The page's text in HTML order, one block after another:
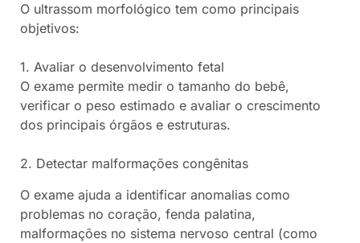
O ultrassom morfológico tem como principais
objetivos:
1. Avaliar o desenvolvimento fetal
O exame permite medir o tamanho do bebê,
verificar o peso estimado e avaliar o crescimento
dos principais órgãos e estruturas.
2. Detectar malformações congênitas
O exame ajuda a identificar anomalias como
problemas no coração, fenda palatina,
malformações no sistema nervoso central (como